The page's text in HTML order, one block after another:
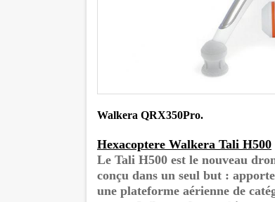
Walkera QRX350Pro.
Hexacoptere Walkera Tali H500
Le Tali H500 est le nouveau
conçu dans un seul but :
une plateforme aérienne de